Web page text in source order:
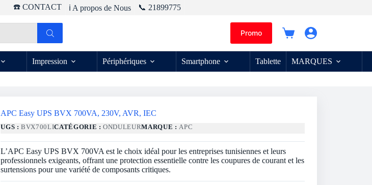
☎️ CONTACT ℹ️ A propos de Nous 📞 21899775
Promo
Panier
Impression Périphériques Smartphone Tablette MARQUES
APC Easy UPS BVX 700VA, 230V, AVR, IEC
UGS :BVX700LICATÉGORIE :ONDULEURMARQUE :APC
L’APC Easy UPS BVX 700VA est le choix idéal pour les entreprises tunisiennes et leurs
professionnels exigeants, offrant une protection essentielle contre les coupures de courant et les
surtensions pour une variété de composants critiques.